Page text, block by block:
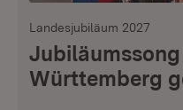
Landesjubiläum 2027
Württemberg